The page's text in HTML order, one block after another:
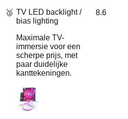
🥈 TV LED backlight /
bias lighting
Maximale TV-
immersie voor een
scherpe prijs, met
paar duidelijke
kanttekeningen.
8.6